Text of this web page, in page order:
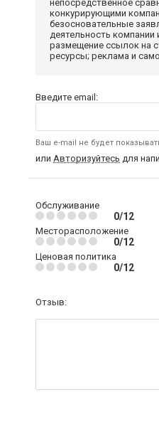
непосредственное
конкурирующими
безосновательные
деятельность компании
размещение ссылок на
ресурсы; реклама и
Введите email:
Ваш e-mail не будет
или Авторизуйтесь для
Обслуживание
0/12
Месторасположение
0/12
Ценовая политика
0/12
Отзыв: